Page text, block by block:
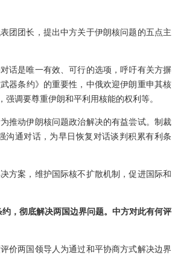
团团长，提出中方关于伊朗核问题的五点主
话是唯一有效、可行的选项，呼吁有关方摒
器条约》的重要性，中俄欢迎伊朗重申其核
调要尊重伊朗和平利用核能的权利等。
推动伊朗核问题政治解决的有益尝试。制裁
沟通对话，为早日恢复对话谈判积累有利条
方案，维护国际核不扩散机制，促进国际和
，彻底解决两国边界问题。中方对此有何评
价两国领导人为通过和平协商方式解决边界